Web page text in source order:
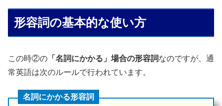
形容詞の基本的な使い方
この時②の 「名詞にかかる」場合の形容詞なのですが、通
常英語は次のルールで行われています。
名詞にかかる形容詞